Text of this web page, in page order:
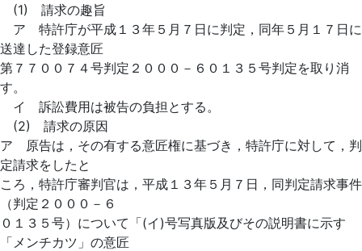
(1) 請求の趣旨
ア 特許庁が平成１３年５月７日に判定，同年５月１７日に
送達した登録意匠
第７７００７４号判定２０００－６０１３５号判定を取り消
す。
イ 訴訟費用は被告の負担とする。
(2) 請求の原因
ア 原告は，その有する意匠権に基づき，特許庁に対して，判
定請求をしたと
ころ，特許庁審判官は，平成１３年５月７日，同判定請求事件
（判定２０００－６
０１３５号）について「(イ)号写真版及びその説明書に示す
「メンチカツ」の意匠